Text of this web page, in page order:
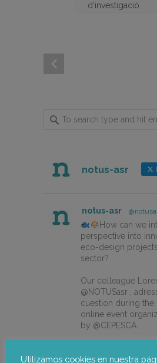
d’investigació.
notus-asr
notus-asr
How can we
perspective into
eco-design
sector?
Our colleague
@NOTUSasr ,
cuestion during the
online event
by @CEPESCA
takes-part-in-the-
Utilizamos cookies en nuestra